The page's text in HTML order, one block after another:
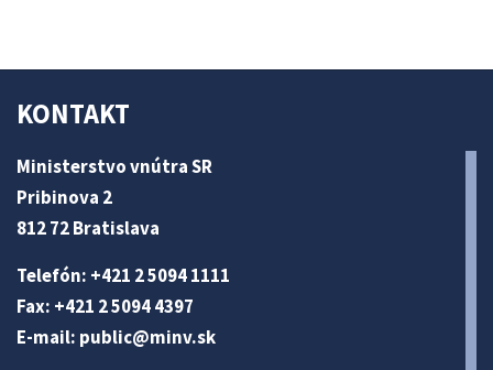
KONTAKT
Ministerstvo vnútra SR
Pribinova 2
812 72 Bratislava
Telefón: +421 2 5094 1111
Fax: +421 2 5094 4397
E-mail: public@minv.sk